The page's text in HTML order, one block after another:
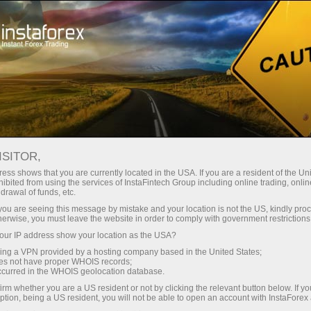
InstaForex-এর সাথে থেকে আপনি সত্যিকারের
লিভারেজ, মার্কেটের সেরা স্প্রেড ও কমিশন এবং
স্টক ও ইনডেক্স ট্রেডিংয়ের জন্য সুবিধাজনক
শর্তাবলী।
স্বল্প
প্রতিটি ডিপোজিটে
30% বোনাস
গতির
পরিচয় ট্রেডিংয়ে এবং হাইওয়েতে পাওয়া যায়
shows that you are currently located in the USA. If you are a resident of the
from using the services of InstaFintech Group including online trading,
of funds, etc.
are seeing this message by mistake and your location is not the US, kindly
you must leave the website in order to comply with government
IP address show your location as the USA?
a VPN provided by a hosting company based in the United States;
not have proper WHOIS records;
in the WHOIS geolocation database.
whether you are a US resident or not by clicking the relevant button below. If
being a US resident, you will not be able to open an account with InstaForex